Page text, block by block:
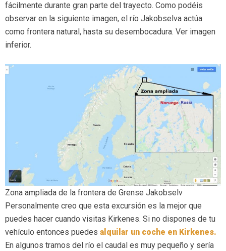
fácilmente durante gran parte del trayecto. Como podéis
observar en la siguiente imagen, el río Jakobselva actúa
como frontera natural, hasta su desembocadura. Ver imagen
inferior.
Zona ampliada de la frontera de Grense Jakobselv
Personalmente creo que esta excursión es la mejor que
puedes hacer cuando visitas Kirkenes. Si no dispones de tu
vehículo entonces puedes alquilar un coche en Kirkenes.
En algunos tramos del río el caudal es muy pequeño y sería